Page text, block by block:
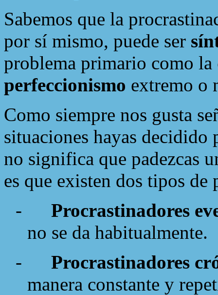
Sabemos que la
por sí mismo, puede ser
problema primario como la
perfeccionismo extremo o
Como siempre nos gusta
situaciones hayas decidido
no significa que padezcas
es que existen dos tipos de
-
Procrastinadores
no se da habitualmente.
-
Procrastinadores
manera constante y